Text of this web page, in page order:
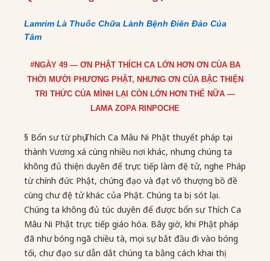
Lamrim Là Thuốc Chữa Lành Bệnh Điên Đảo Của
Tâm
#NGÀY 49 — ƠN PHẬT THÍCH CA LỚN HƠN ƠN CỦA BA
THỜI MƯỜI PHƯƠNG PHẬT, NHƯNG ƠN CỦA BẬC THIỆN
TRI THỨC CỦA MÌNH LẠI CÒN LỚN HƠN THẾ NỮA —
LAMA ZOPA RINPOCHE
§ Bổn sư từ phụ Thích Ca Mâu Ni Phật thuyết pháp tại
thành Vương xá cùng nhiều nơi khác, nhưng chúng ta
không đủ thiện duyên để trực tiếp làm đệ tử, nghe Pháp
từ chính đức Phật, chứng đạo và đạt vô thượng bồ đề
cùng chư đệ tử khác của Phật. Chúng ta bị sót lại.
Chúng ta không đủ túc duyên để được bổn sư Thích Ca
Mâu Ni Phật trực tiếp giáo hóa. Bây giờ, khi Phật pháp
đã như bóng ngã chiều tà, mọi sự bắt đầu đi vào bóng
tối, chư đạo sư dẫn dắt chúng ta bằng cách khai thị